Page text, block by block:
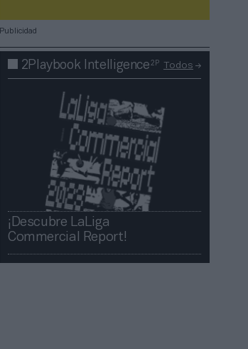
Publicidad
2Playbook Intelligence2P Todos
¡Descubre LaLiga
Commercial Report!​​